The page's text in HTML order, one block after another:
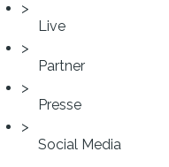
Live
Partner
Presse
Social Media